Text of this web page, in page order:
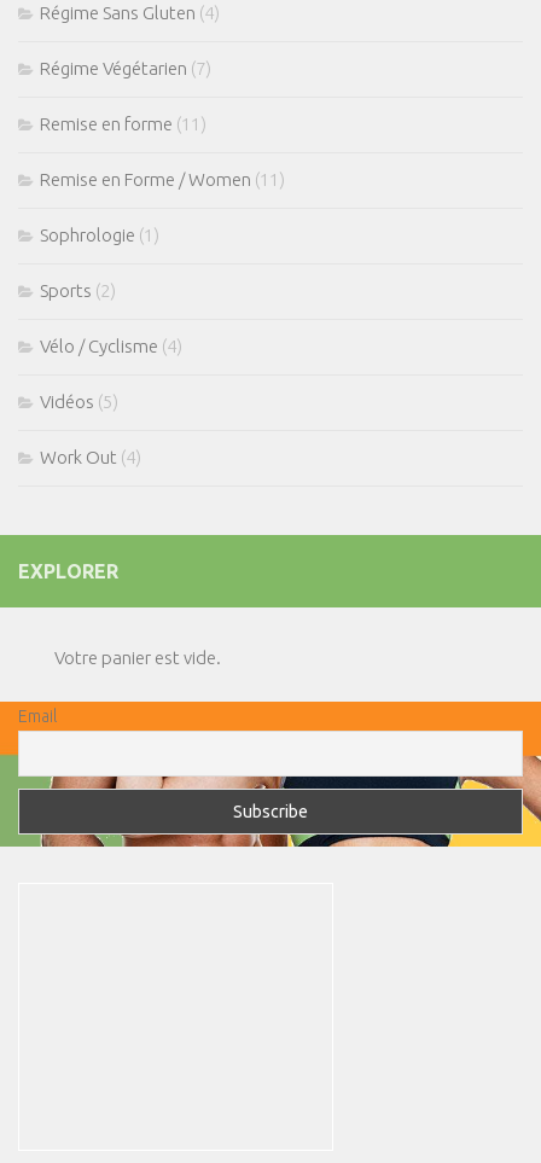
Régime Sans Gluten (4)
Régime Végétarien (7)
Remise en forme (11)
Remise en Forme / Women (11)
Sophrologie (1)
Sports (2)
Vélo / Cyclisme (4)
Vidéos (5)
Work Out (4)
EXPLORER
Votre panier est vide.
Email